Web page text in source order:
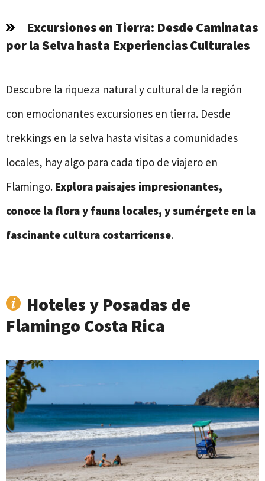
Excursiones en Tierra: Desde Caminatas
por la Selva hasta Experiencias Culturales
Descubre la riqueza natural y cultural de la región
con emocionantes excursiones en tierra. Desde
trekkings en la selva hasta visitas a comunidades
locales, hay algo para cada tipo de viajero en
Flamingo. Explora paisajes impresionantes,
conoce la flora y fauna locales, y sumérgete en la
fascinante cultura costarricense.
Hoteles y Posadas de
Flamingo Costa Rica